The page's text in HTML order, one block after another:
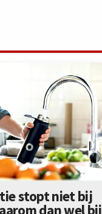
stopt niet bij
dan wel bij